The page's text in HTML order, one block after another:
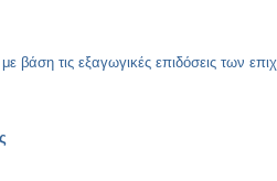
βάση τις εξαγωγικές επιδόσεις των